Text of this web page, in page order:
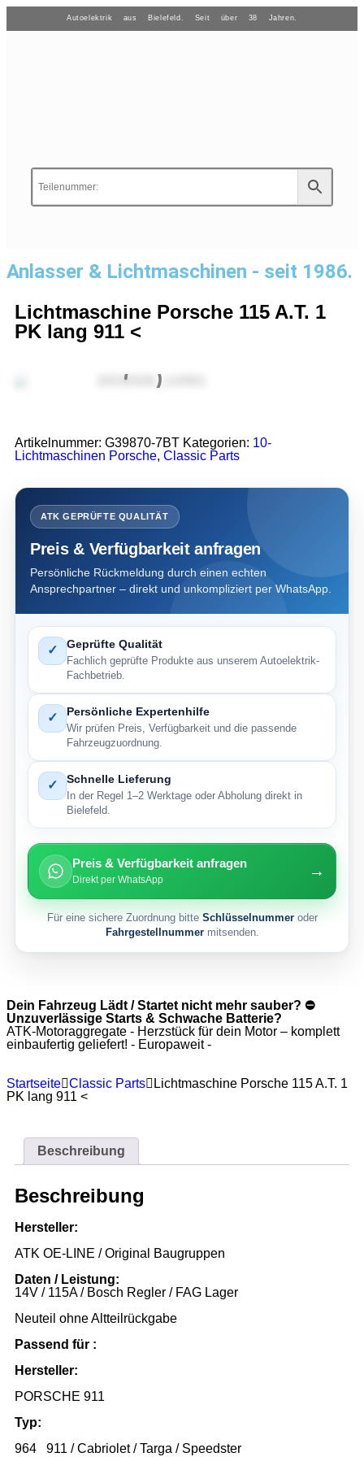
Autoelektrik aus Bielefeld. Seit über 38 Jahren.
Anlasser & Lichtmaschinen - seit 1986.
Lichtmaschine Porsche 115 A.T. 1
PK lang 911 <
Artikelnummer: G39870-7BT Kategorien: 10-
Lichtmaschinen Porsche, Classic Parts
ATK GEPRÜFTE QUALITÄT
Preis & Verfügbarkeit anfragen
Persönliche Rückmeldung durch einen echten
Ansprechpartner – direkt und unkompliziert per WhatsApp.
✓ Geprüfte Qualität
Fachlich geprüfte Produkte aus unserem Autoelektrik-
Fachbetrieb.
✓ Persönliche Expertenhilfe
Wir prüfen Preis, Verfügbarkeit und die passende
Fahrzeugzuordnung.
✓ Schnelle Lieferung
In der Regel 1–2 Werktage oder Abholung direkt in
Bielefeld.
Preis & Verfügbarkeit anfragen
Direkt per WhatsApp →
Für eine sichere Zuordnung bitte Schlüsselnummeroder
Fahrgestellnummermitsenden.
Dein Fahrzeug Lädt / Startet nicht mehr sauber? ⛔
Unzuverlässige Starts & Schwache Batterie?
ATK-Motoraggregate - Herzstück für dein Motor – komplett
einbaufertig geliefert! - Europaweit -
Startseite Classic Parts
Lichtmaschine Porsche 115 A.T. 1
PK lang 911 <
Beschreibung
Beschreibung
Hersteller:
ATK OE-LINE / Original Baugruppen
Daten / Leistung:
14V / 115A / Bosch Regler / FAG Lager
Neuteil ohne Altteilrückgabe
Passend für :
Hersteller:
PORSCHE 911
Typ:
964 911 / Cabriolet / Targa / Speedster